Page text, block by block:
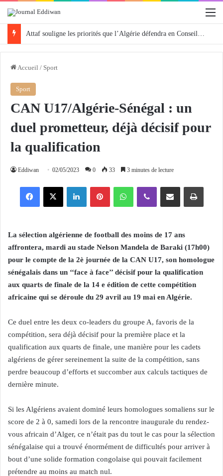
Attaf souligne les priorités que l’Algérie défendra en Conseil de sécurité « avec rigueur et engagement »
Accueil / Sport
Sport
CAN U17/Algérie-Sénégal : un
duel prometteur, déjà décisif pour
la qualification
Eddiwan 02/05/2023 0 33 3 minutes de lecture
Facebook X Linkedin Pinterest WhatsApp Viber Partager par email Imprimer
La sélection algérienne de football des moins de 17 ans
affrontera, mardi au stade Nelson Mandela de Baraki (17h00)
pour le compte de la 2è journée de la CAN U17, son homologue
sénégalais dans un ‘‘face à face’’ décisif pour la qualification
aux quarts de finale de la 14 e édition de cette compétition
africaine qui se déroule du 29 avril au 19 mai en Algérie.
Ce duel entre les deux co-leaders du groupe A, favoris de la
compétition, sera déjà décisif pour la première place et la
qualification aux quarts de finale, une manière pour les cadets
algériens de gérer sereinement la suite de la compétition, sans
perdre beaucoup d’efforts et succomber aux calculs tactiques de
dernière minute.
Si les Algériens avaient dominé leurs homologues somaliens sur le
score de 2 à 0, samedi lors de la rencontre inaugurale du rendez-
vous africain d’Alger, ce n’était pas du tout le cas pour la sélection
sénégalaise qui a trouvé énormément de difficultés pour arriver à
bout d’une solide formation congolaise qui pouvait facilement
prétendre au moins au match nul.